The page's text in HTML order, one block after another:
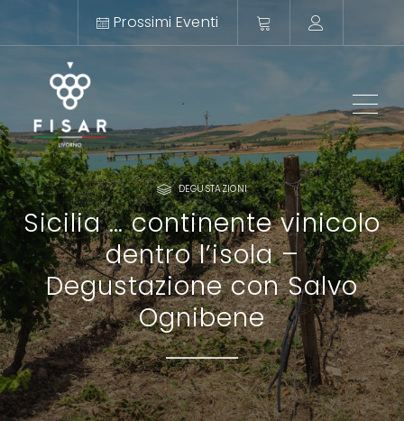
Prossimi Eventi
DEGUSTAZIONI
Sicilia … continente vinicolo
dentro l’isola –
Degustazione con Salvo
Ognibene